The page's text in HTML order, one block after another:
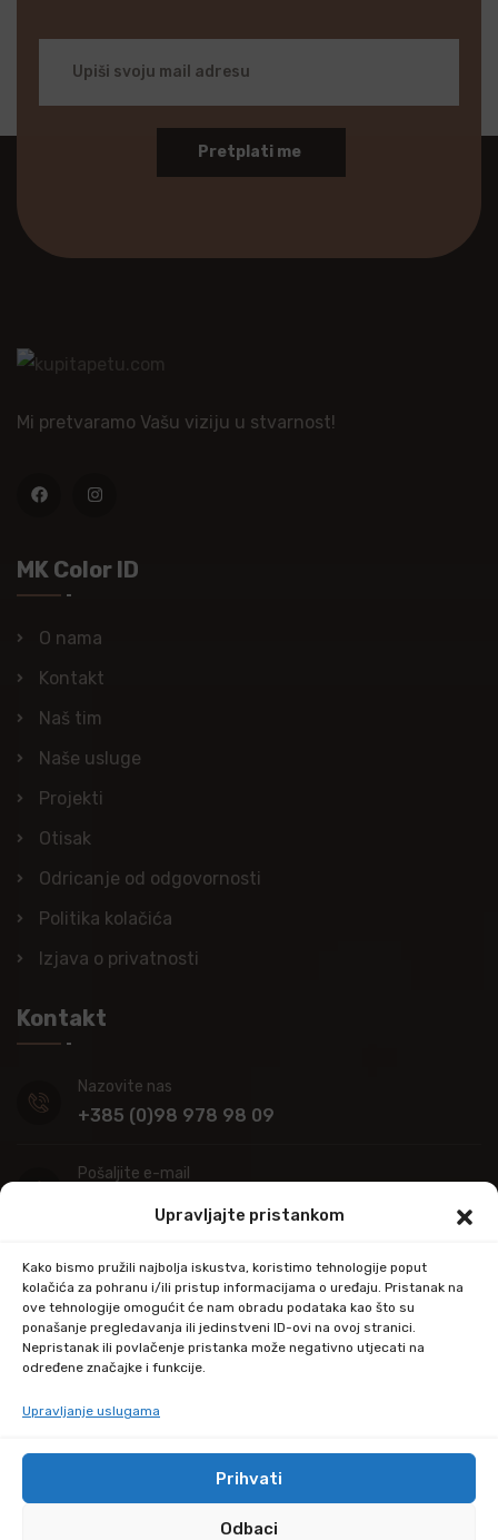
Upravljajte pristankom
Kako bismo pružili najbolja iskustva, koristimo tehnologije poput
kolačića za pohranu i/ili pristup informacijama o uređaju. Pristanak na
ove tehnologije omogućit će nam obradu podataka kao što su
ponašanje pregledavanja ili jedinstveni ID-ovi na ovoj stranici.
Nepristanak ili povlačenje pristanka može negativno utjecati na
određene značajke i funkcije.
Upravljanje uslugama
Prihvati
Odbaci
Pretplati me
Mi pretvaramo Vašu viziju u stvarnost!
MK Color ID
O nama
Kontakt
Naš tim
Naše usluge
Projekti
Otisak
Odricanje od odgovornosti
Politika kolačića
Izjava o privatnosti
Kontakt
Nazovite nas
+385 (0)98 978 98 09
Pošaljite e-mail
Adresa
Industrijska ulica 39,
34000 Požega
© Copyright 2024 by kupitapetu.com